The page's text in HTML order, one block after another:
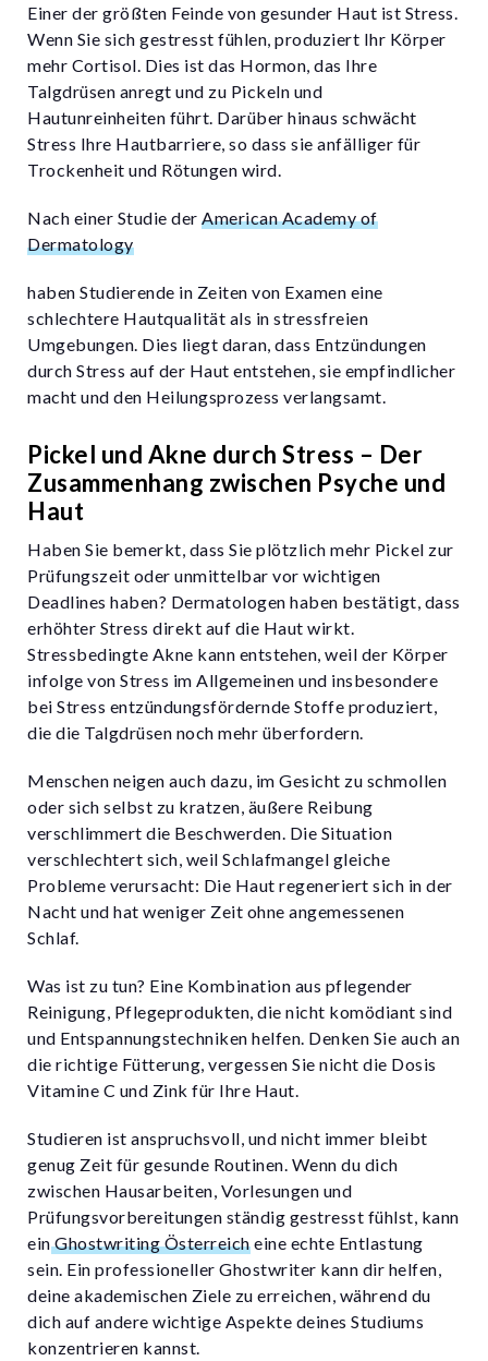
Einer der größten Feinde von gesunder Haut ist Stress.
Wenn Sie sich gestresst fühlen, produziert Ihr Körper
mehr Cortisol. Dies ist das Hormon, das Ihre
Talgdrüsen anregt und zu Pickeln und
Hautunreinheiten führt. Darüber hinaus schwächt
Stress Ihre Hautbarriere, so dass sie anfälliger für
Trockenheit und Rötungen wird.
Nach einer Studie der American Academy of
Dermatology
haben Studierende in Zeiten von Examen eine
schlechtere Hautqualität als in stressfreien
Umgebungen. Dies liegt daran, dass Entzündungen
durch Stress auf der Haut entstehen, sie empfindlicher
macht und den Heilungsprozess verlangsamt.
Pickel und Akne durch Stress – Der
Zusammenhang zwischen Psyche und
Haut
Haben Sie bemerkt, dass Sie plötzlich mehr Pickel zur
Prüfungszeit oder unmittelbar vor wichtigen
Deadlines haben? Dermatologen haben bestätigt, dass
erhöhter Stress direkt auf die Haut wirkt.
Stressbedingte Akne kann entstehen, weil der Körper
infolge von Stress im Allgemeinen und insbesondere
bei Stress entzündungsfördernde Stoffe produziert,
die die Talgdrüsen noch mehr überfordern.
Menschen neigen auch dazu, im Gesicht zu schmollen
oder sich selbst zu kratzen, äußere Reibung
verschlimmert die Beschwerden. Die Situation
verschlechtert sich, weil Schlafmangel gleiche
Probleme verursacht: Die Haut regeneriert sich in der
Nacht und hat weniger Zeit ohne angemessenen
Schlaf.
Was ist zu tun? Eine Kombination aus pflegender
Reinigung, Pflegeprodukten, die nicht komödiant sind
und Entspannungstechniken helfen. Denken Sie auch an
die richtige Fütterung, vergessen Sie nicht die Dosis
Vitamine C und Zink für Ihre Haut.
Studieren ist anspruchsvoll, und nicht immer bleibt
genug Zeit für gesunde Routinen. Wenn du dich
zwischen Hausarbeiten, Vorlesungen und
Prüfungsvorbereitungen ständig gestresst fühlst, kann
einGhostwriting Österreicheine echte Entlastung
sein. Ein professioneller Ghostwriter kann dir helfen,
deine akademischen Ziele zu erreichen, während du
dich auf andere wichtige Aspekte deines Studiums
konzentrieren kannst.